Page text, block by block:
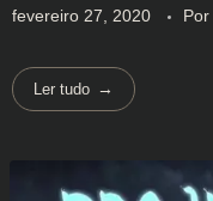
fevereiro 27, 2020 Por
Ler tudo